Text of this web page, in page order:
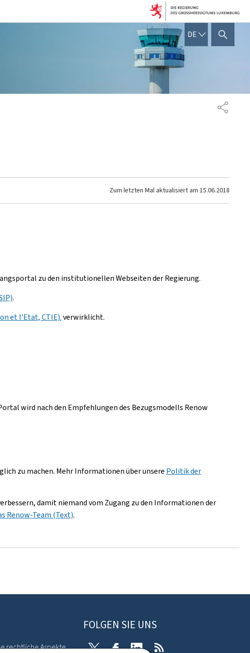
DE DEUTSCH
SUCHFLED ANZEIGEN /
TEILEN
Zum letzten Mal aktualisiert am 15.06.2018
zu den institutionellen Webseiten der Regierung.
.
et l'Etat, CTIE).verwirklicht.
wird nach den Empfehlungen des Bezugsmodells Renow
zu machen. Mehr Informationen über unsere Politik der
damit niemand vom Zugang zu den Informationen der
Renow-Team (Text).
rechtliche Aspekte
FOLGEN SIE UNS
TwitterFacebookLinkedIn